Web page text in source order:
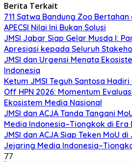
Berita Terkait
711 Satwa Bandung Zoo
APECSI Nilai Ini Bukan Solusi
JMSI Jabar Siap Gelar Musda I:
Apresiasi kepada Seluruh
JMSI dan Urgensi Menata
Indonesia
Ketum JMSI Teguh Santosa
Off HPN 2026: Momentum
Ekosistem Media Nasional
JMSI dan ACJA Tanda Tangani
Media Indonesia–Tiongkok di Era
JMSI dan ACJA Siap Teken MoU
Jejaring Media
77